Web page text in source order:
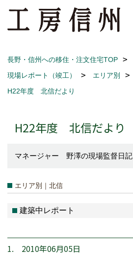
長野・信州への移住・注文住宅TOP
現場レポート（竣工）
エリア別
H22年度 北信だより
H22年度 北信だより
マネージャー 野澤の現場監督日記
エリア別｜北信
建築中レポート
1. 2010年06月05日